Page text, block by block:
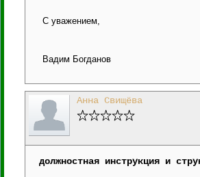
С уважением,
Вадим Богданов
Анна Свищёва
должностная инструкция и